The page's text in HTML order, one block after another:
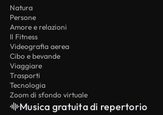
Natura
Persone
Amore e relazioni
Il Fitness
Videografia aerea
Cibo e bevande
Viaggiare
Trasporti
Tecnologia
Zoom di sfondo virtuale
Musica gratuita di repertorio